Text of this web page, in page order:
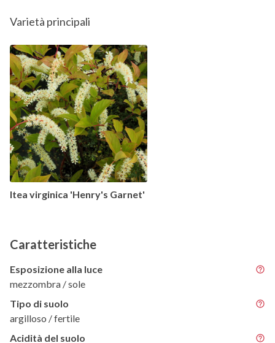
Varietà principali
Itea virginica 'Henry's Garnet'
Caratteristiche
Esposizione alla luce
mezzombra / sole
Tipo di suolo
argilloso / fertile
Acidità del suolo